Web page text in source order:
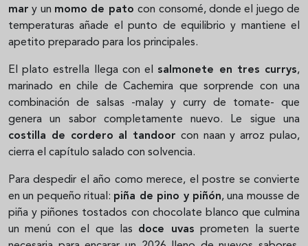
mar y un momo de patocon consomé, donde el juego de
temperaturas añade el punto de equilibrio y mantiene el
apetito preparado para los principales.
El plato estrella llega con el salmonete en tres currys,
marinado en chile de Cachemira que sorprende con una
combinación de salsas -malay y curry de tomate- que
genera un sabor completamente nuevo. Le sigue una
costilla de cordero al tandoor con naan y arroz pulao,
cierra el capítulo salado con solvencia.
Para despedir el año como merece, el postre se convierte
en un pequeño ritual: piña de pino y piñón, una mousse de
piña y piñones tostados con chocolate blanco que culmina
un menú con el que las doce uvas prometen la suerte